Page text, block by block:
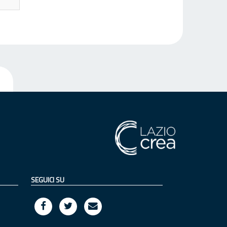
SEGUICI SU